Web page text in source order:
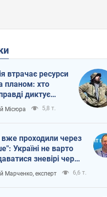
втрачає ресурси
планом: хто
диктує
війни
Місюра 5,8 т.
проходили через
Україні не варто
зневірі через
терор
Марченко, експерт 6,6 т.